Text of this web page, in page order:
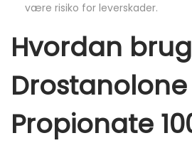
være risiko for leverskader.
Hvordan
Drostanolone
Propionate